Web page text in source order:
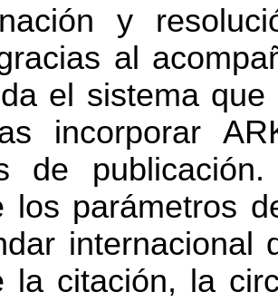
y
al
el sistema
incorporar
de
los parámetros
internacional
la citación, la